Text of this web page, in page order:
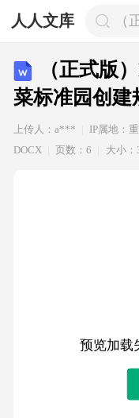
人人文库 （
（正式版
菜标准园创建
上传人：a*** IP属地：
DOCX
页数：6 大小：
预览加载